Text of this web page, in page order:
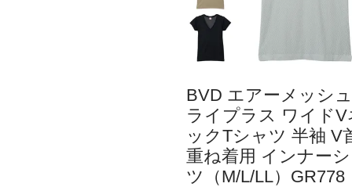
BVD エアーメッシ
ライプラス ワイドV
ックTシャツ 半袖 V
重ね着用 インナー
ツ（M/L/LL）GR778